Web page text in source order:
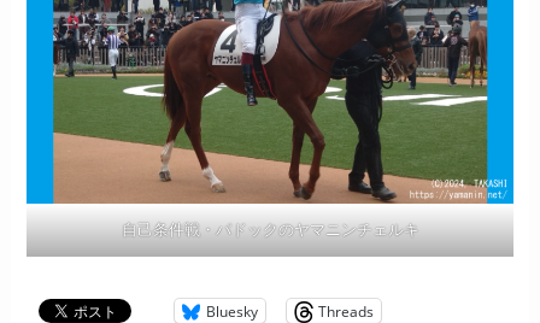
自己条件戦・パドックのヤマニンチェルキ
Bluesky
Threads